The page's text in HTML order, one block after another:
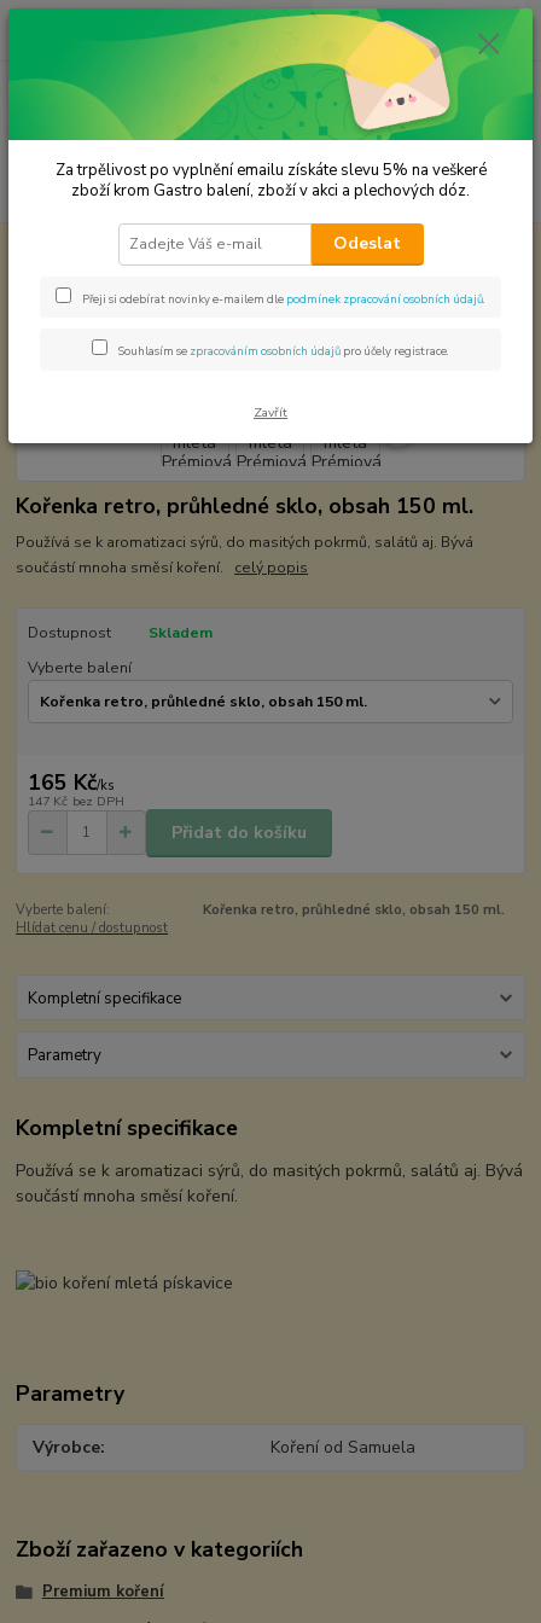
Menu
Hledat
ks
za 0,00 Kč
Premium koření Pískavice mletá Prémiová kvalita
Pískavice mletá Prémiová kvalita
Kořenka retro, průhledné sklo, obsah 150 ml.
Používá se k aromatizaci sýrů, do masitých pokrmů, salátů aj. Bývá
součástí mnoha směsí koření. celý popis
Dostupnost
Skladem
Vyberte balení
165 Kč/ks
147 Kč bez DPH
Přidat do košíku
Vyberte balení:
Kořenka retro, průhledné sklo, obsah 150 ml.
Hlídat cenu / dostupnost
Kompletní specifikace
Parametry
Kompletní specifikace
Používá se k aromatizaci sýrů, do masitých pokrmů, salátů aj. Bývá
součástí mnoha směsí koření.
Parametry
Výrobce Koření od Samuela
Zboží zařazeno v kategoriích
Premium koření
Za trpělivost po vyplnění emailu získáte slevu 5% na veškeré
zboží krom Gastro balení, zboží v akci a plechových dóz.
Odeslat
Přeji si odebírat novinky e-mailem dle podmínek zpracování osobních údajů
Souhlasím se zpracováním osobních údajů pro účely registrace.
Zavřít